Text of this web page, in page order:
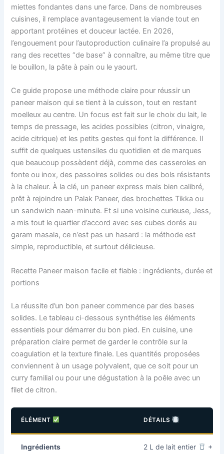
miettes fondantes dans une farce. Dans de nombreuses
cuisines, il remplace avantageusement la viande tout en
apportant protéines et douceur lactée. En 2026,
l’engouement pour l’autoproduction culinaire l’a propulsé au
rang des recettes “de base” à connaître, au même titre que
le bouillon, la pâte à pain ou le yaourt.
Ce guide propose une méthode claire pour réussir un
paneer maison qui se tient à la cuisson, tout en restant
moelleux au centre. Un focus est fait sur le choix du lait, le
temps de pressage, les acides possibles (citron, vinaigre,
acide citrique) et les petits gestes qui font la différence. Il
suffit de quelques ustensiles du quotidien et de marques
que beaucoup possèdent déjà, comme des casseroles en
fonte ou inox, des passoires solides ou des bols résistants
à la chaleur. À la clé, un paneer express mais bien calibré,
prêt à rejoindre un Palak Paneer, des brochettes Tikka ou
un sandwich naan-minute. Et si une voisine curieuse, Jess,
a mis tout le quartier d’accord avec ses cubes dorés au
garam masala, ce n’est pas un hasard : la méthode est
simple, reproductible, et surtout délicieuse.
Recette Paneer maison facile et fiable : ingrédients, durée et
portions
La réussite d’un bon paneer commence par des bases
solides. Le tableau ci-dessous synthétise les éléments
essentiels pour démarrer du bon pied. En cuisine, une
préparation claire permet de garder le contrôle sur la
coagulation et la texture finale. Les quantités proposées
conviennent à un usage polyvalent, que ce soit pour un
curry familial ou pour une dégustation à la poêle avec un
filet de citron.
ÉLÉMENT DÉTAILS
Ingrédients 2 L de lait entier + 2